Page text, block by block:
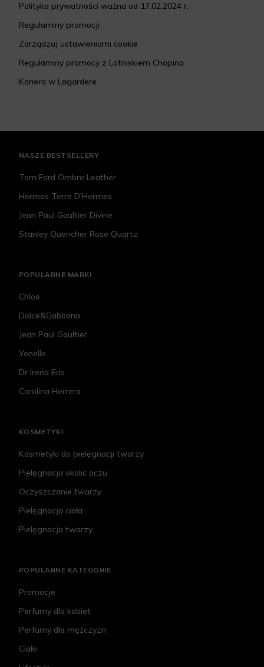
Polityka prywatności ważna od 17.02.2024 r.
Regulaminy promocji
Zarządzaj ustawieniami cookie
Regulaminy promocji z Lotniskiem Chopina
Kariera w Lagardere
NASZE BESTSELLERY
Tom Ford Ombre Leather
Hermes Terre D'Hermes
Jean Paul Gaultier Divine
Stanley Quencher Rose Quartz
POPULARNE MARKI
Chloé
Dolce&Gabbana
Jean Paul Gaultier
Yonelle
Dr Irena Eris
Carolina Herrera
KOSMETYKI
Kosmetyki do pielęgnacji twarzy
Pielęgnacja okolic oczu
Oczyszczanie twarzy
Pielęgnacja ciała
Pielęgnacja twarzy
POPULARNE KATEGORIE
Promocje
Perfumy dla kobiet
Perfumy dla mężczyzn
Ciało